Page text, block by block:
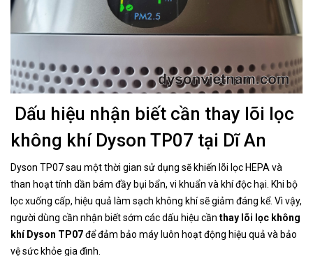
​​​​​​​Dấu hiệu nhận biết cần thay lõi lọc
không khí Dyson TP07 tại Dĩ An
Dyson TP07 sau một thời gian sử dụng sẽ khiến lõi lọc HEPA và
than hoạt tính dần bám đầy bụi bẩn, vi khuẩn và khí độc hại. Khi bộ
lọc xuống cấp, hiệu quả làm sạch không khí sẽ giảm đáng kể. Vì vậy,
người dùng cần nhận biết sớm các dấu hiệu cần thay lõi lọc không
khí Dyson TP07để đảm bảo máy luôn hoạt động hiệu quả và bảo
vệ sức khỏe gia đình.